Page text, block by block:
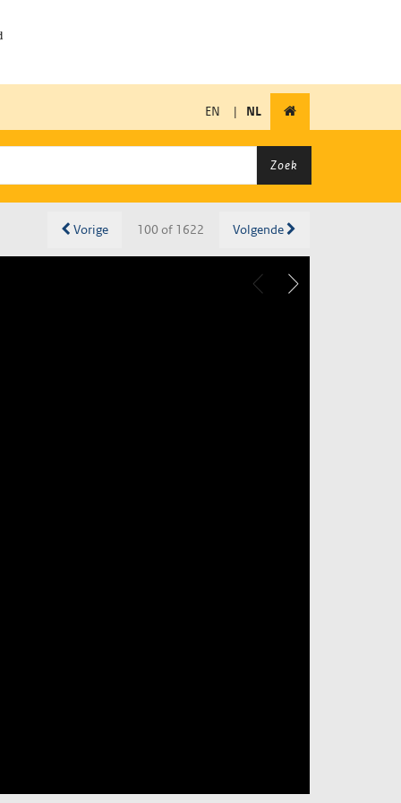
EN | NL
Zoek
Vorige 100 of 1622 Volgende